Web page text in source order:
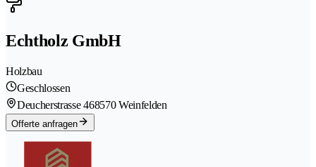
Echtholz GmbH
Holzbau
Geschlossen
Deucherstrasse 468570 Weinfelden
Offerte anfragen